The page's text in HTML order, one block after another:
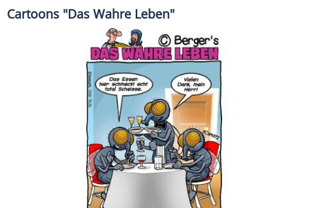
Cartoons "Das Wahre Leben"